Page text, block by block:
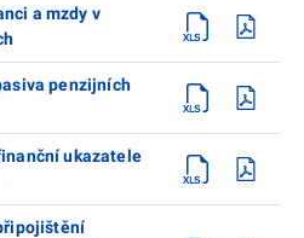
a mzdy v
penzijních
ukazatele